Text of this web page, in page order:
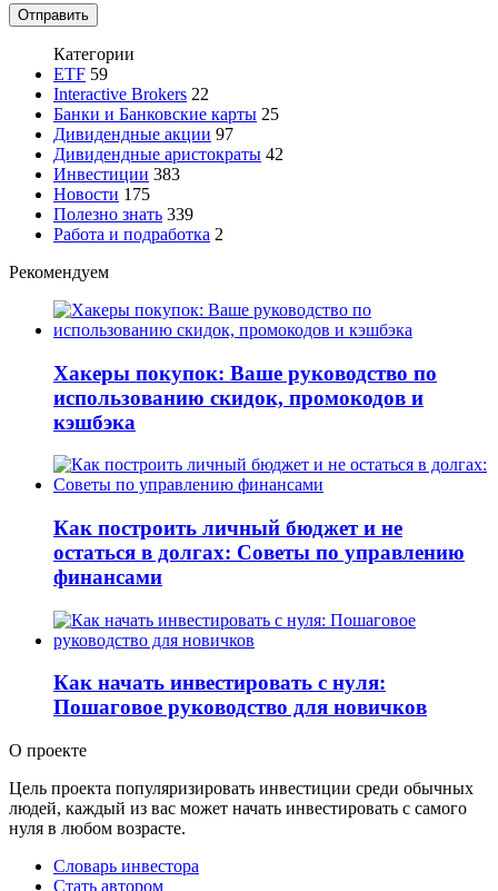
Категории
ETF 59
Interactive Brokers 22
Банки и Банковские карты 25
Дивидендные акции 97
Дивидендные аристократы 42
Инвестиции 383
Новости 175
Полезно знать 339
Работа и подработка 2
Рекомендуем
Хакеры покупок: Ваше руководство по
использованию скидок, промокодов и
кэшбэка
Как построить личный бюджет и не
остаться в долгах: Советы по управлению
финансами
Как начать инвестировать с нуля:
Пошаговое руководство для новичков
О проекте
Цель проекта популяризировать инвестиции среди обычных
людей, каждый из вас может начать инвестировать с самого
нуля в любом возрасте.
Словарь инвестора
Стать автором